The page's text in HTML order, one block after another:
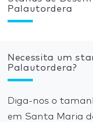
Palautordera
Necessita um
Palautordera?
Diga-nos o
em Santa Maria